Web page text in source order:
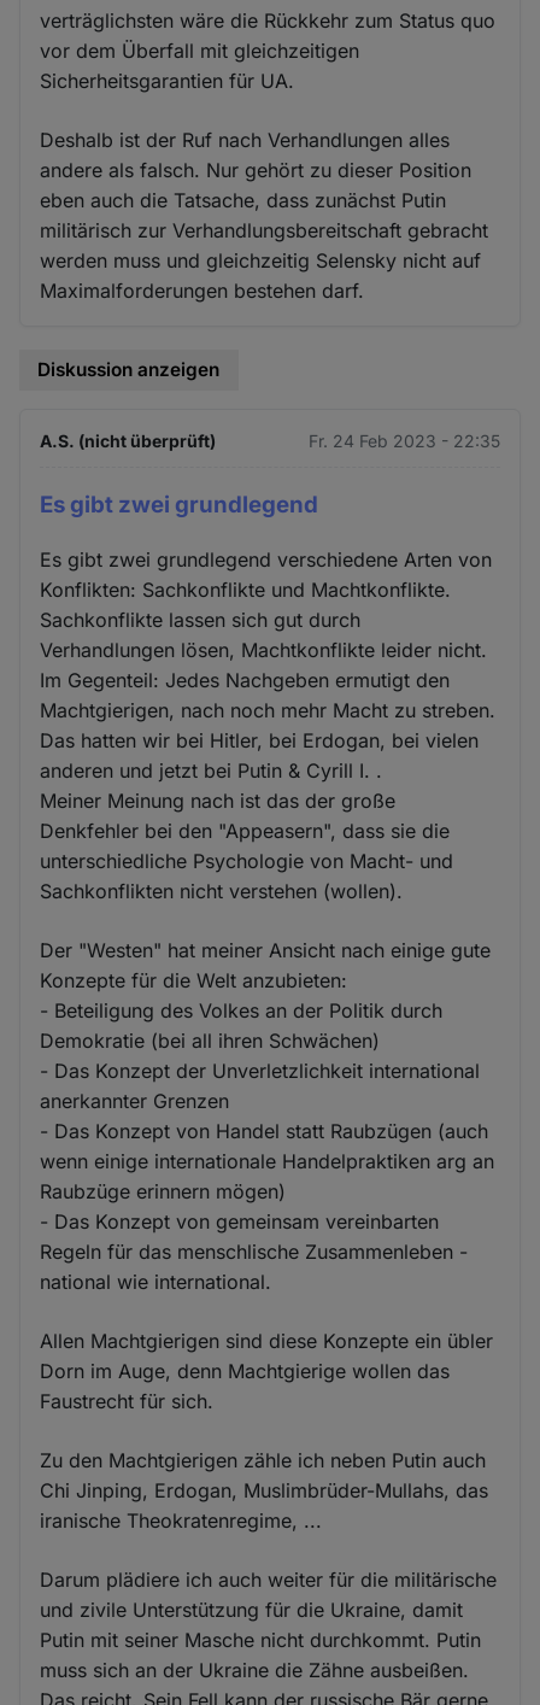
verträglichsten wäre die Rückkehr zum Status quo
vor dem Überfall mit gleichzeitigen
Sicherheitsgarantien für UA.
Deshalb ist der Ruf nach Verhandlungen alles
andere als falsch. Nur gehört zu dieser Position
eben auch die Tatsache, dass zunächst Putin
militärisch zur Verhandlungsbereitschaft gebracht
werden muss und gleichzeitig Selensky nicht auf
Maximalforderungen bestehen darf.
Diskussion anzeigen
A.S. (nicht überprüft) Fr. 24 Feb 2023 - 22:35
Es gibt zwei grundlegend
Es gibt zwei grundlegend verschiedene Arten von
Konflikten: Sachkonflikte und Machtkonflikte.
Sachkonflikte lassen sich gut durch
Verhandlungen lösen, Machtkonflikte leider nicht.
Im Gegenteil: Jedes Nachgeben ermutigt den
Machtgierigen, nach noch mehr Macht zu streben.
Das hatten wir bei Hitler, bei Erdogan, bei vielen
anderen und jetzt bei Putin & Cyrill I. .
Meiner Meinung nach ist das der große
Denkfehler bei den "Appeasern", dass sie die
unterschiedliche Psychologie von Macht- und
Sachkonflikten nicht verstehen (wollen).
Der "Westen" hat meiner Ansicht nach einige gute
Konzepte für die Welt anzubieten:
- Beteiligung des Volkes an der Politik durch
Demokratie (bei all ihren Schwächen)
- Das Konzept der Unverletzlichkeit international
anerkannter Grenzen
- Das Konzept von Handel statt Raubzügen (auch
wenn einige internationale Handelpraktiken arg an
Raubzüge erinnern mögen)
- Das Konzept von gemeinsam vereinbarten
Regeln für das menschlische Zusammenleben -
national wie international.
Allen Machtgierigen sind diese Konzepte ein übler
Dorn im Auge, denn Machtgierige wollen das
Faustrecht für sich.
Zu den Machtgierigen zähle ich neben Putin auch
Chi Jinping, Erdogan, Muslimbrüder-Mullahs, das
iranische Theokratenregime, ...
Darum plädiere ich auch weiter für die militärische
und zivile Unterstützung für die Ukraine, damit
Putin mit seiner Masche nicht durchkommt. Putin
muss sich an der Ukraine die Zähne ausbeißen.
Das reicht. Sein Fell kann der russische Bär gerne